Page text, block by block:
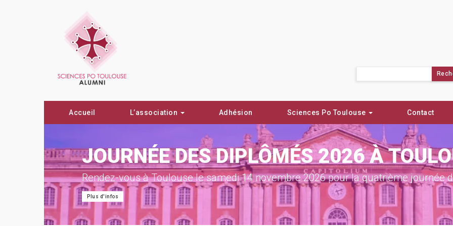
Accueil L’association Adhésion Sciences Po Toulouse Contact
JOURNÉE DES DIPLÔMÉS 2026 À
Rendez-vous à Toulouse le samedi 14 novembre 2026 pour la quatrième journée
Plus d'infos